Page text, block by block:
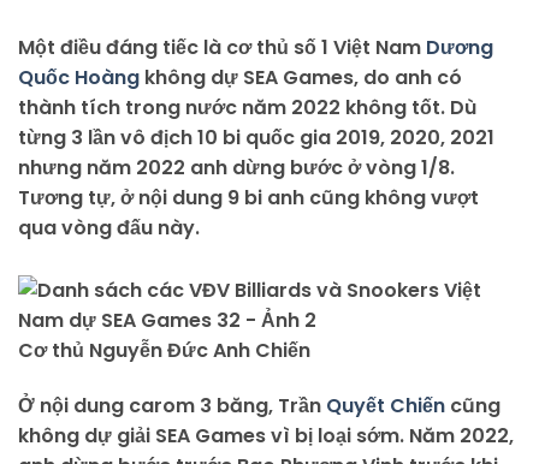
Một điều đáng tiếc là cơ thủ số 1 Việt Nam Dương
Quốc Hoàng không dự SEA Games, do anh có
thành tích trong nước năm 2022 không tốt. Dù
từng 3 lần vô địch 10 bi quốc gia 2019, 2020, 2021
nhưng năm 2022 anh dừng bước ở vòng 1/8.
Tương tự, ở nội dung 9 bi anh cũng không vượt
qua vòng đấu này.
Cơ thủ Nguyễn Đức Anh Chiến
Ở nội dung carom 3 băng, Trần Quyết Chiến cũng
không dự giải SEA Games vì bị loại sớm. Năm 2022,